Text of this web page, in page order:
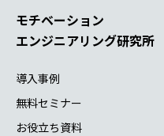
モチベーション
エンジニアリング研究所
導入事例
無料セミナー
お役立ち資料